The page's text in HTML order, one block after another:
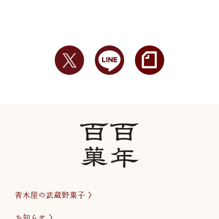
青木屋の武蔵野菓子